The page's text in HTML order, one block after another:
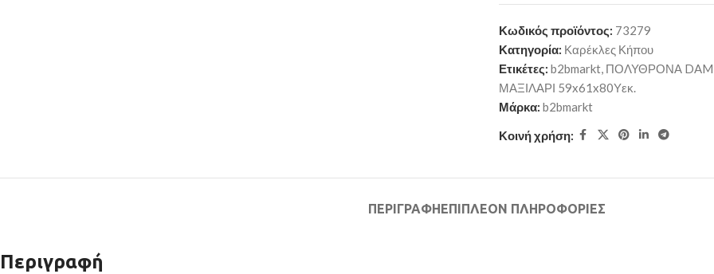
Κωδικός προϊόντος: 73279
Κατηγορία: Καρέκλες Κήπου
Ετικέτες: b2bmarkt, ΠΟΛΥΘΡΟΝΑ
ΜΑΞΙΛΑΡΙ 59x61x80Υεκ.
Μάρκα: b2bmarkt
Κοινή χρήση:
ΠΕΡΙΓΡΑΦΉΕΠΙΠΛΈΟΝ ΠΛΗΡΟΦΟΡΊΕΣ
Περιγραφή